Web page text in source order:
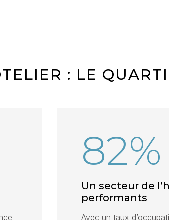
: LE
82%
Un secteur de
performants
Avec un taux